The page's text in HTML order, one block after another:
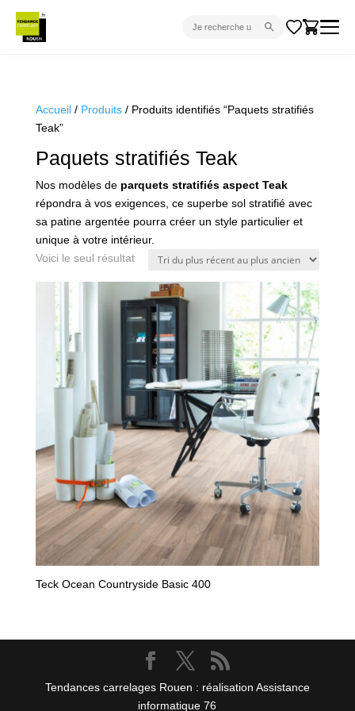
PARQUET
SANITAIRE
VENTES FLASH
PROJET CLÉ EN MAIN
CONSEIL
Accueil/ Produits/ Produits identifiés “Paquets stratifiés
Teak”
Paquets stratifiés Teak
Nos modèles deparquets stratifiés aspect Teak
répondra à vos exigences, ce superbe sol stratifié avec
sa patine argentée pourra créer un style particulier et
unique à votre intérieur.
Voici le seul résultat
Teck Ocean Countryside Basic 400
Tendances carrelages Rouen : réalisation Assistance
informatique 76